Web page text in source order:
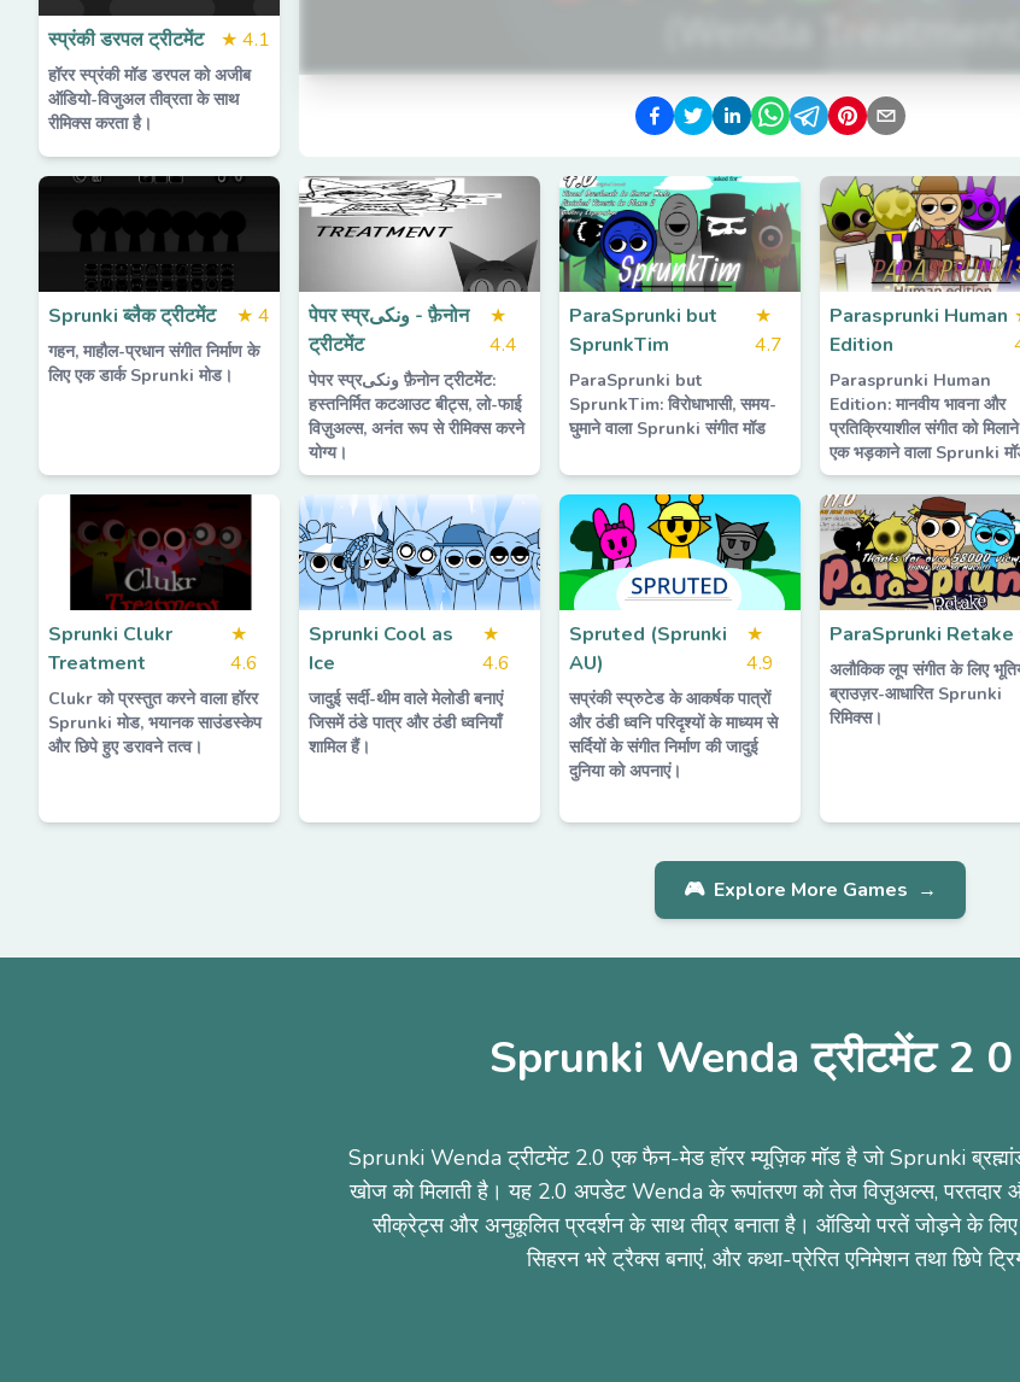
स्प्रंकी डरपल ट्रीटमेंट ★ 4.1
हॉरर स्प्रंकी मॉड डरपल को अजीब
ऑडियो-विजुअल तीव्रता के साथ
रीमिक्स करता है।
Sprunki ब्लैक ट्रीटमेंट ★ 4
गहन, माहौल-प्रधान संगीत निर्माण के
लिए एक डार्क Sprunki मोड।
पेपर स्प्रونکی - फ़ैनोन
ट्रीटमेंट
★
4.4
पेपर स्प्रونکی फ़ैनोन ट्रीटमेंट:
हस्तनिर्मित कटआउट बीट्स, लो-फाई
विज़ुअल्स, अनंत रूप से रीमिक्स करने
योग्य।
ParaSprunki but
SprunkTim
★
4.7
ParaSprunki but
SprunkTim: विरोधाभासी, समय-
घुमाने वाला Sprunki संगीत मॉड
Parasprunki Human
Edition
Parasprunki Human
Edition: मानवीय भावना और
प्रतिक्रियाशील संगीत को
एक भड़काने वाला Sprunki
Sprunki Clukr
Treatment
★
4.6
Clukr को प्रस्तुत करने वाला हॉरर
Sprunki मोड, भयानक साउंडस्केप
और छिपे हुए डरावने तत्व।
Sprunki Cool as
Ice
★
4.6
जादुई सर्दी-थीम वाले मेलोडी बनाएं
जिसमें ठंडे पात्र और ठंडी ध्वनियाँ
शामिल हैं।
Spruted (Sprunki
AU)
★
4.9
सप्रंकी स्प्रुटेड के आकर्षक पात्रों
और ठंडी ध्वनि परिदृश्यों के माध्यम से
सर्दियों के संगीत निर्माण की जादुई
दुनिया को अपनाएं।
ParaSprunki Retake
अलौकिक लूप संगीत के लिए
ब्राउज़र-आधारित Sprunki
रिमिक्स।
🎮 Explore More Games →
Sprunki Wenda ट्रीटमेंट 2 0
Sprunki Wenda ट्रीटमेंट 2.0 एक फैन-मेड हॉरर म्यूज़िक मॉड है जो Sprunki
खोज को मिलाती है। यह 2.0 अपडेट Wenda के रूपांतरण को तेज विज़ुअल्स, परतदार
सीक्रेट्स और अनुकूलित प्रदर्शन के साथ तीव्र बनाता है। ऑडियो परतें जोड़ने के लिए
सिहरन भरे ट्रैक्स बनाएं, और कथा-प्रेरित एनिमेशन तथा छिपे